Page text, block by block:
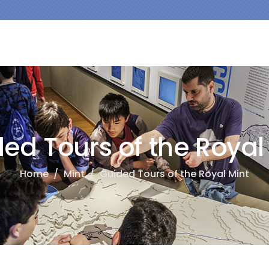
Tours of the
Home/ Mint/ Guided Tours of the Royal Mint